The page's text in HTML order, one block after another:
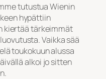
tutustua Wienin
hypättiin
kiertää tärkeimmät
Vaikka sää
toukokuun alussa
alkoi jo sitten